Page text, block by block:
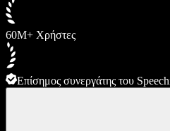
60M+ Χρήστες
Επίσημος συνεργάτης του